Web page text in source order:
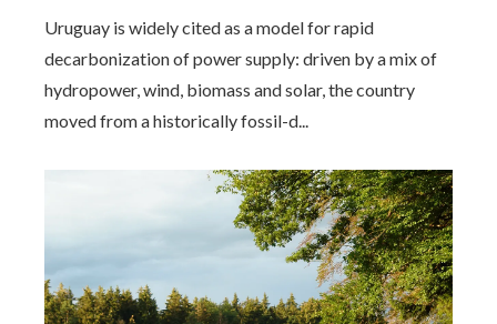
Uruguay is widely cited as a model for rapid
decarbonization of power supply: driven by a mix of
hydropower, wind, biomass and solar, the country
moved from a historically fossil-d...